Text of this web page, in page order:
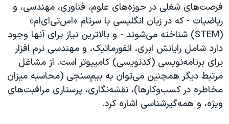
اسرائیل در جنگ
نرگس محمدی برنده جایزه نوبل صلح
همایش محافظه‌کاران آمریکا «سی‌پک»
صفحه‌های ویژه
سفر پرزیدنت ترامپ به چین
فرصت‌های شغلی در حوزه‌های علوم، فناوری، مهندسی، و
ریاضیات - که در زبان انگلیسی با سرنام «اس‌تی‌ای‌ام»
(STEM‌) شناخته می‌شوند - و بالاترین نیاز برای آنها وجود
دارد شامل رایانش ابری، انفورماتیک، و مهندسی نرم افزار
برای برنامه‌نویسی (کدنویسی) کامپیوتر است. از مشاغل
مرتبط دیگر همچنین می‌توان به بیم‌‌سنجی (محاسبه میزان
مخاطره در کسب‌و‌کارها)، نقشه‌‌نگاری، پرستاری مراقبت‌های
ویژه، و همه‌گیرشناسی اشاره کرد.